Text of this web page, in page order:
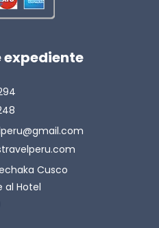
expediente
Cusco
al Hotel